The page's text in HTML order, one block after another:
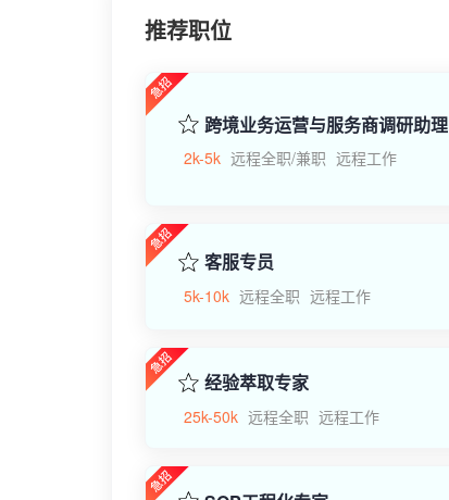
推荐职位
跨境业务运营与服务商调研助理
2k-5k 远程全职/兼职 远程工作
客服专员
5k-10k 远程全职 远程工作
经验萃取专家
25k-50k 远程全职 远程工作